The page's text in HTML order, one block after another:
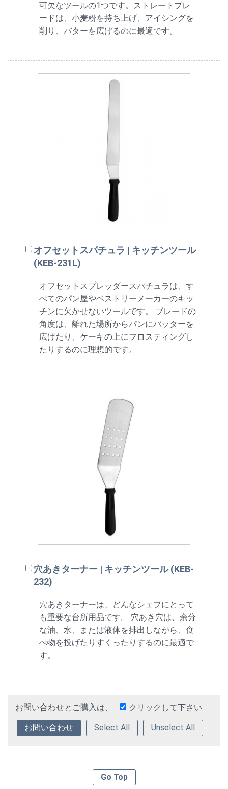
可欠なツールの1つです。ストレートブレ
ードは、小麦粉を持ち上げ、アイシングを
削り、バターを広げるのに最適です。
オフセットスパチュラ | キッチンツール
(KEB-231L)
オフセットスプレッダースパチュラは、す
べてのパン屋やペストリーメーカーのキッ
チンに欠かせないツールです。 ブレードの
角度は、離れた場所からパンにバッターを
広げたり、ケーキの上にフロスティングし
たりするのに理想的です。
穴あきターナー | キッチンツール (KEB-
232)
穴あきターナーは、どんなシェフにとって
も重要な台所用品です。 穴あき穴は、余分
な油、水、または液体を排出しながら、食
べ物を投げたりすくったりするのに最適で
す。
お問い合わせとご購入は、 クリックして下さい
Select All Unselect All
Go Top